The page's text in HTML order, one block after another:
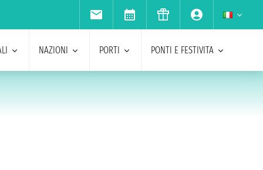
NAZIONI PORTI PONTI E FESTIVITA